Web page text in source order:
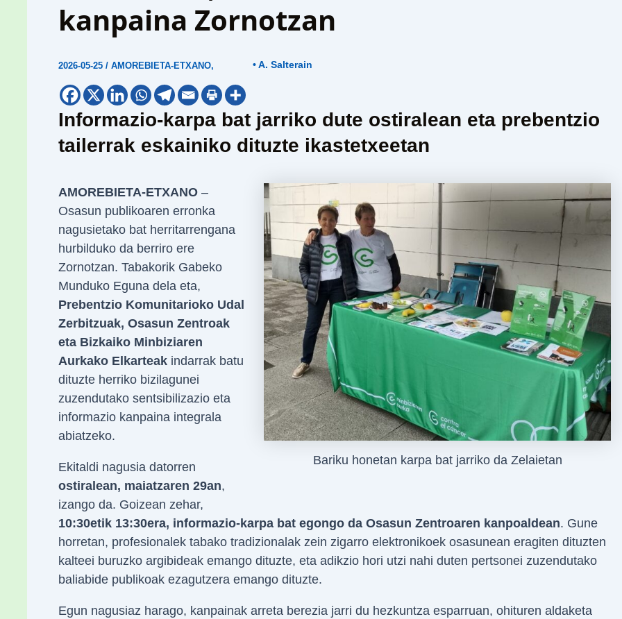
kanpaina Zornotzan
2026-05-25 / AMOREBIETA-ETXANO, • A. Salterain
Informazio-karpa bat jarriko dute ostiralean eta prebentzio
tailerrak eskainiko dituzte ikastetxeetan
Bariku honetan karpa bat jarriko da Zelaietan
AMOREBIETA-ETXANO–
Osasun publikoaren erronka
nagusietako bat herritarrengana
hurbilduko da berriro ere
Zornotzan. Tabakorik Gabeko
Munduko Eguna dela eta,
Prebentzio Komunitarioko Udal
Zerbitzuak, Osasun Zentroak
eta Bizkaiko Minbiziaren
Aurkako Elkarteakindarrak batu
dituzte herriko bizilagunei
zuzendutako sentsibilizazio eta
informazio kanpaina integrala
abiatzeko.
Ekitaldi nagusia datorren
ostiralean, maiatzaren 29an,
izango da. Goizean zehar,
10:30etik 13:30era, informazio-karpa bat egongo da Osasun Zentroaren kanpoaldean. Gune
horretan, profesionalek tabako tradizionalak zein zigarro elektronikoek osasunean eragiten dituzten
kalteei buruzko argibideak emango dituzte, eta adikzio hori utzi nahi duten pertsonei zuzendutako
baliabide publikoak ezagutzera emango dituzte.
Egun nagusiaz harago, kanpainak arreta berezia jarri du hezkuntza esparruan, ohituren aldaketa